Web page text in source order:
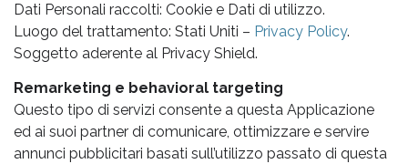
Dati Personali raccolti: Cookie e Dati di utilizzo.
Luogo del trattamento: Stati Uniti – Privacy Policy.
Soggetto aderente al Privacy Shield.
Remarketing e behavioral targeting
Questo tipo di servizi consente a questa Applicazione
ed ai suoi partner di comunicare, ottimizzare e servire
annunci pubblicitari basati sull’utilizzo passato di questa